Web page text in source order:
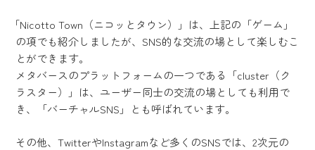
「Nicotto Town（ニコッとタウン）」は、上記の「ゲーム」
の項でも紹介しましたが、SNS的な交流の場として楽しむこ
とができます。
メタバースのプラットフォームの一つである「cluster（ク
ラスター）」は、ユーザー同士の交流の場としても利用で
き、「バーチャルSNS」とも呼ばれています。
その他、TwitterやInstagramなど多くのSNSでは、2次元の